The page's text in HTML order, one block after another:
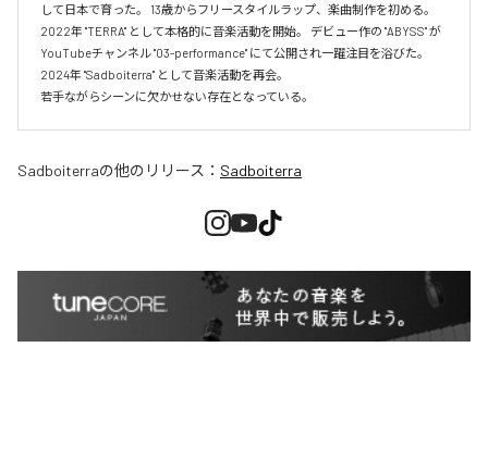
して日本で育った。 13歳からフリースタイルラップ、楽曲制作を初める。
2022年 "TERRA" として本格的に音楽活動を開始。 デビュー作の "ABYSS" が
YouTubeチャンネル "03-performance" にて公開され一躍注目を浴びた。
2024年 "Sadboiterra" として音楽活動を再会。
若手ながらシーンに欠かせない存在となっている。
Sadboiterraの他のリリース： Sadboiterra